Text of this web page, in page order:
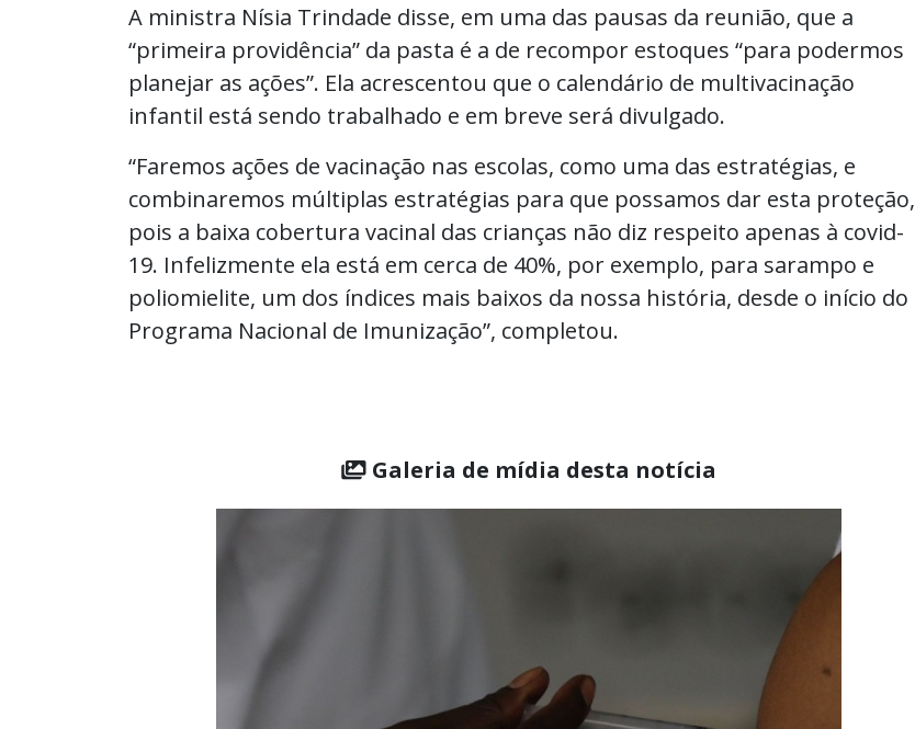
A ministra Nísia Trindade disse, em uma das pausas da reunião, que a
“primeira providência” da pasta é a de recompor estoques “para podermos
planejar as ações”. Ela acrescentou que o calendário de multivacinação
infantil está sendo trabalhado e em breve será divulgado.
“Faremos ações de vacinação nas escolas, como uma das estratégias, e
combinaremos múltiplas estratégias para que possamos dar esta proteção,
pois a baixa cobertura vacinal das crianças não diz respeito apenas à covid-
19. Infelizmente ela está em cerca de 40%, por exemplo, para sarampo e
poliomielite, um dos índices mais baixos da nossa história, desde o início do
Programa Nacional de Imunização”, completou.
Galeria de mídia desta notícia